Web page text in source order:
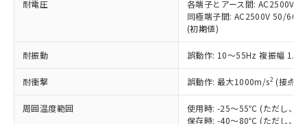
耐電圧
各端子とアース間: AC2500V
同極端子間: AC2500V 50/
(初期値)
耐振動 誤動作: 10～55Hz 複振幅
耐衝撃 誤動作: 最大1000m/s2 (接点
周囲温度範囲
使用時: -25～55℃ (ただし、氷
保存時: -40～80℃ (ただし、氷
正式な納期状況および標準価格はお客
様のお取引先、またはお客様担当のオ
ムロン制御機器販売店・当社販売員に
オムロン制御機器販売店や当社販売拠
販売ネットワーク
」をご確認
類(PBB) 1000ppm以下、ポリ臭化ジフェニルエーテル類
(PBDE) 1000ppm以下、フタル酸ビス(2-エチルヘキシ
ル) (DEHP)(別名：DOP) 1000ppm以下、フタル酸ブチ
（DBP） 1000ppm以下、フタル酸ジイソブチル
但し、RoHS指令で産業用監視および制御機器に対する
フタル酸エステル類の４物質については閾値を超える意
Cr(Ⅵ)(六価クロム) : 1000ppm、 PBBs(ポリ臭化ビフェ
ニル類) : 1000ppm、 PBDEs(ポリ臭化ジフェニルエーテ
DBP(フタル酸ジブチル) : 1000ppm、 DIBP(フタル酸ジ
イソブチル) : 1000ppm、 BBP(フタル酸ブチルベンジ
DEHP(フタル酸ビス(2-エチルヘキシル)) : 1000ppm
※2 環境保護使用期限
当社は規制貨物を破棄する場合は、完
全に破砕するなど、違法に輸出されな
いよう必要な手段を講じます。
当社は貴社製品を、核兵器、ミサイ
ル、化学兵器、生物兵器またはその他
武器並びにこれらの製造装置等に一切
一定数以上の在庫あり
一定数には満たないが在庫あり
在庫なし(最新の在庫状況につ
たはお客様担当のオムロン制御